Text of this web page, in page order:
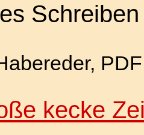
Schreiben
kecke